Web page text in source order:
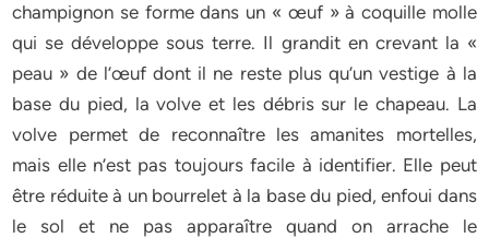
champignon se forme dans un « œuf » à coquille molle
qui se développe sous terre. Il grandit en crevant la «
peau » de l’œuf dont il ne reste plus qu’un vestige à la
base du pied, la volve et les débris sur le chapeau. La
volve permet de reconnaître les amanites mortelles,
mais elle n’est pas toujours facile à identifier. Elle peut
être réduite à un bourrelet à la base du pied, enfoui dans
le sol et ne pas apparaître quand on arrache le